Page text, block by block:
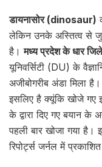
डायनासोर (dinosaur)
लेकिन उनके अस्तित्व से
है।मध्य प्रदेश के धार जिले
यूनिवर्सिटी (DU) के
अजीबोगरीब अंडा मिला
इसलिए है क्यूंकि खोजे गए
के द्वारा दिए गए बयान के
पहली बार खोजा गया है।
रिपोर्ट्स जर्नल में